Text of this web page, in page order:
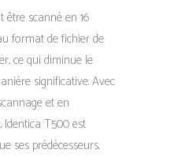
être scanné en 16
format de fichier de
ce qui diminue le
significative. Avec
et en
T500 est
ses prédécesseurs.